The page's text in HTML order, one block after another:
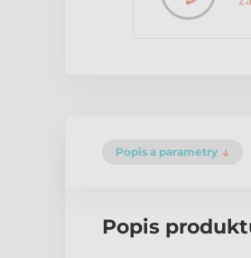
Popis a parametry
Popis